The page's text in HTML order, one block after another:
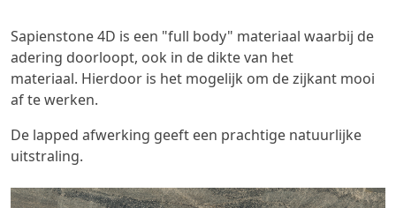
Sapienstone 4D is een "full body" materiaal waarbij de
adering doorloopt, ook in de dikte van het
materiaal. Hierdoor is het mogelijk om de zijkant mooi
af te werken.
De lapped afwerking geeft een prachtige natuurlijke
uitstraling.